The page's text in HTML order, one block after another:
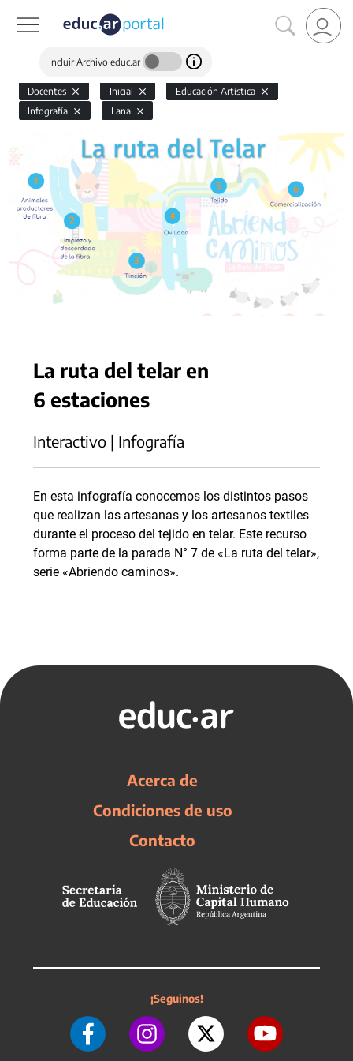
Incluir Archivo educ.ar
Docentes Inicial
Educación Artística
Infografía
Lana
La ruta del telar en
6 estaciones
Interactivo | Infografía
En esta infografía conocemos los distintos pasos
que realizan las artesanas y los artesanos textiles
durante el proceso del tejido en telar. Este recurso
forma parte de la parada N° 7 de «La ruta del telar»,
serie «Abriendo caminos».
Acerca de
Condiciones de uso
Contacto
¡Seguinos!